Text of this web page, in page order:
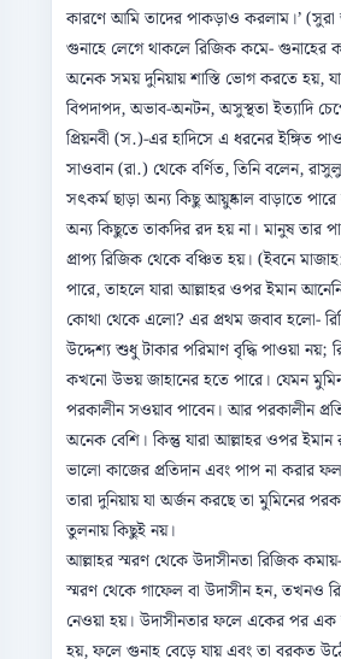
কারণে আমি তাদের পাকড়াও করলাম।’
গুনাহে লেগে থাকলে রিজিক কমে- গুনাহের
অনেক সময় দুনিয়ায় শাস্তি ভোগ করতে হয়,
বিপদাপদ, অভাব-অনটন, অসুস্থতা ইত্যাদি
প্রিয়নবী (স.)-এর হাদিসে এ ধরনের ইঙ্গিত
সাওবান (রা.) থেকে বর্ণিত, তিনি বলেন,
সৎকর্ম ছাড়া অন্য কিছু আয়ুষ্কাল বাড়াতে পারে
অন্য কিছুতে তাকদির রদ হয় না। মানুষ তার
প্রাপ্য রিজিক থেকে বঞ্চিত হয়। (ইবনে
পারে, তাহলে যারা আল্লাহর ওপর ইমান
কোথা থেকে এলো? এর প্রথম জবাব হলো-
উদ্দেশ্য শুধু টাকার পরিমাণ বৃদ্ধি পাওয়া
কখনো উভয় জাহানের হতে পারে। যেমন
পরকালীন সওয়াব পাবেন। আর পরকালীন
অনেক বেশি। কিন্তু যারা আল্লাহর ওপর ইমান
ভালো কাজের প্রতিদান এবং পাপ না করার ফল
তারা দুনিয়ায় যা অর্জন করছে তা মুমিনের
তুলনায় কিছুই নয়।
আল্লাহর স্মরণ থেকে উদাসীনতা রিজিক
স্মরণ থেকে গাফেল বা উদাসীন হন, তখনও
নেওয়া হয়। উদাসীনতার ফলে একের পর এক
হয়, ফলে গুনাহ বেড়ে যায় এবং তা বরকত